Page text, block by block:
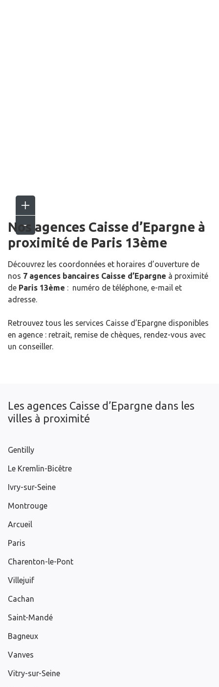
Nos agences Caisse d’Epargne à
proximité de Paris 13ème
Découvrez les coordonnées et horaires d’ouverture de
nos 7 agences bancaires Caisse d’Epargne à proximité
de Paris 13ème : numéro de téléphone, e-mail et
adresse.
Retrouvez tous les services Caisse d’Epargne disponibles
en agence : retrait, remise de chèques, rendez-vous avec
un conseiller.
Les agences Caisse d’Epargne dans les
villes à proximité
Gentilly
Le Kremlin-Bicêtre
Ivry-sur-Seine
Montrouge
Arcueil
Paris
Charenton-le-Pont
Villejuif
Cachan
Saint-Mandé
Bagneux
Vanves
Vitry-sur-Seine